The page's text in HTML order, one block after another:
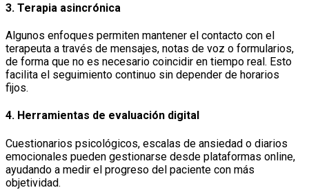
3. Terapia asincrónica
Algunos enfoques permiten mantener el contacto con el
terapeuta a través de mensajes, notas de voz o formularios,
de forma que no es necesario coincidir en tiempo real. Esto
facilita el seguimiento continuo sin depender de horarios
fijos.
4. Herramientas de evaluación digital
Cuestionarios psicológicos, escalas de ansiedad o diarios
emocionales pueden gestionarse desde plataformas online,
ayudando a medir el progreso del paciente con más
objetividad.